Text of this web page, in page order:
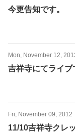
今更告知です。
Mon, November 12,
吉祥寺にてライブ
Fri, November 09, 2012
11/10吉祥寺クレ